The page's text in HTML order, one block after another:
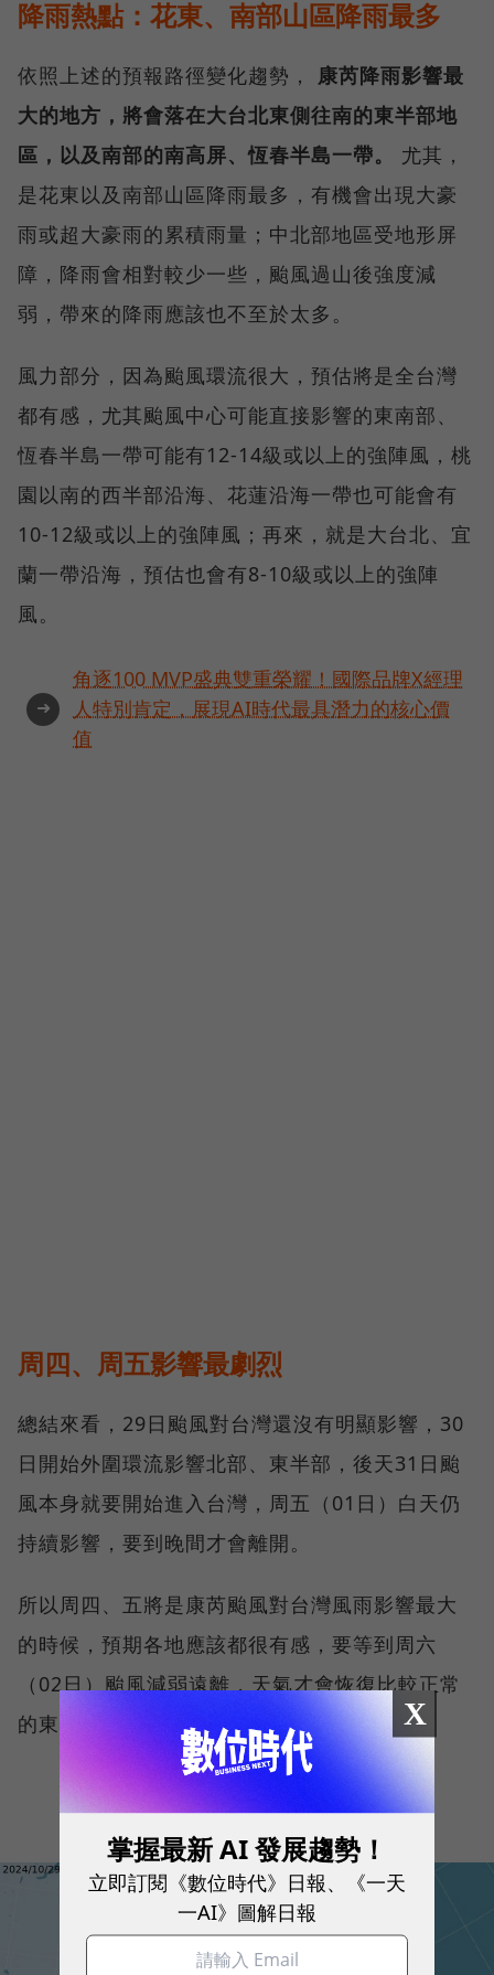
降雨熱點：花東、南部山區降雨最多
依照上述的預報路徑變化趨勢， 康芮降雨影響最
大的地方，將會落在大台北東側往南的東半部地
區，以及南部的南高屏、恆春半島一帶。
尤其，
是花東以及南部山區降雨最多，有機會出現大豪
雨或超大豪雨的累積雨量；中北部地區受地形屏
障，降雨會相對較少一些，颱風過山後強度減
弱，帶來的降雨應該也不至於太多。
風力部分，因為颱風環流很大，預估將是全台灣
都有感，尤其颱風中心可能直接影響的東南部、
恆春半島一帶可能有12-14級或以上的強陣風，桃
園以南的西半部沿海、花蓮沿海一帶也可能會有
10-12級或以上的強陣風；再來，就是大台北、宜
蘭一帶沿海，預估也會有8-10級或以上的強陣
風。
➜
角逐100 MVP盛典雙重榮耀！國際品牌X經理
人特別肯定，展現AI時代最具潛力的核心價
值
周四、周五影響最劇烈
總結來看，29日颱風對台灣還沒有明顯影響，30
日開始外圍環流影響北部、東半部，後天31日颱
風本身就要開始進入台灣，周五（01日）白天仍
持續影響，要到晚間才會離開。
所以周四、五將是康芮颱風對台灣風雨影響最大
的時候，預期各地應該都很有感，要等到周六
（02日）颱風減弱遠離，天氣才會恢復比較正常
的東北季風型態。
X
掌握最新 AI 發展趨勢！
立即訂閱《數位時代》日報、《一天
一AI》圖解日報